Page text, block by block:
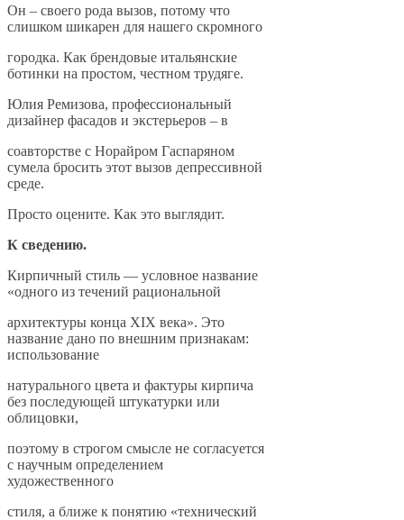
Он – своего рода вызов, потому что
слишком шикарен для нашего скромного
городка. Как брендовые итальянские
ботинки на простом, честном трудяге.
Юлия Ремизова, профессиональный
дизайнер фасадов и экстерьеров – в
соавторстве с Норайром Гаспаряном
сумела бросить этот вызов депрессивной
среде.
Просто оцените. Как это выглядит.
К сведению.
Кирпичный стиль — условное название
«одного из течений рациональной
архитектуры конца XIX века». Это
название дано по внешним признакам:
использование
натурального цвета и фактуры кирпича
без последующей штукатурки или
облицовки,
поэтому в строгом смысле не согласуется
с научным определением
художественного
стиля, а ближе к понятию «технический